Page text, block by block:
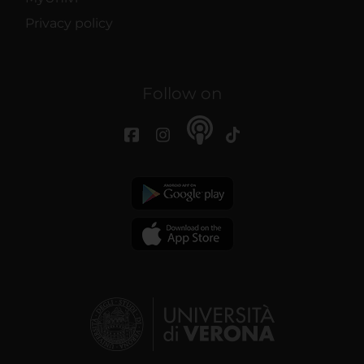
Privacy policy
Follow on